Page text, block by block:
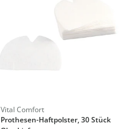
Vital Comfort
Prothesen-Haftpolster, 30 Stück